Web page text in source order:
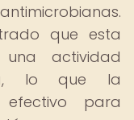
que esta
actividad
lo que la
para